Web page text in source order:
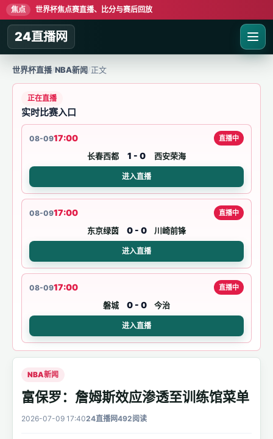
焦点 世界杯焦点赛直播、比分与赛后回放
24直播网
世界杯直播/NBA新闻/正文
正在直播
实时比赛入口
08-0917:00
长春西都 1 - 0 西安荣海
直播中
进入直播
08-0917:00
东京绿茵 0 - 0 川崎前锋
直播中
进入直播
08-0917:00
磐城 0 - 0 今治
直播中
进入直播
NBA新闻
富保罗：詹姆斯效应渗透至训练馆菜单
2026-07-09 17:4024直播网492阅读